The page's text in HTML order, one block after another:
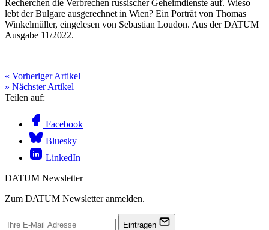
Recherchen die Verbrechen russischer Geheimdienste auf. Wieso
lebt der Bulgare ausgerechnet in Wien? Ein Porträt von Thomas
Winkelmüller, eingelesen von Sebastian Loudon. Aus der DATUM
Ausgabe 11/2022.
« Vorheriger Artikel
» Nächster Artikel
Teilen auf:
Facebook
Bluesky
LinkedIn
DATUM Newsletter
Zum DATUM Newsletter anmelden.
Eintragen